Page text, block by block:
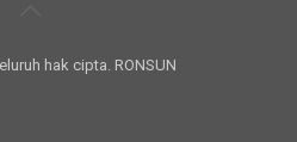
hak cipta. RONSUN